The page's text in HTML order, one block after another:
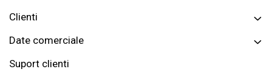
Clienti
Date comerciale
Suport clienti